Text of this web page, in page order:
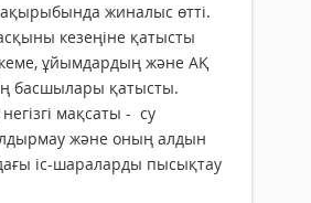
жиналыс өтті.
кезеңіне қатысты
ұйымдардың және АҚ
басшылары қатысты.
мақсаты - су
және оның алдын
іс-шараларды пысықтау